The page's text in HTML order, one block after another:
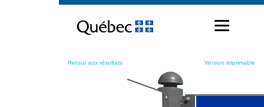
contenu
Retour aux résultats Version imprimable